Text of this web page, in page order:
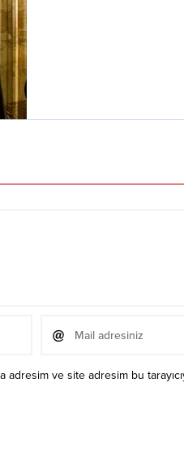
adresim ve site adresim bu